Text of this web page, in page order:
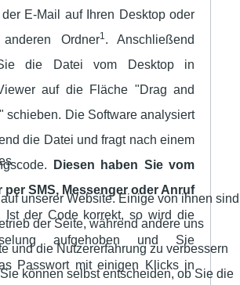
E-Mail auf Ihren Desktop oder
Ordner1. Anschließend
die Datei vom Desktop in
auf die Fläche "Drag and
schieben. Die Software analysiert
die Datei und fragt nach einem
Diesen haben Sie vom
per SMS, Messenger oder Anruf
Ist der Code korrekt, so wird die
aufgehoben und Sie
Passwort mit einigen Klicks in
unserer Website. Einige von ihnen sind
der Seite, während andere uns
und die Nutzererfahrung zu verbessern
können selbst entscheiden, ob Sie die